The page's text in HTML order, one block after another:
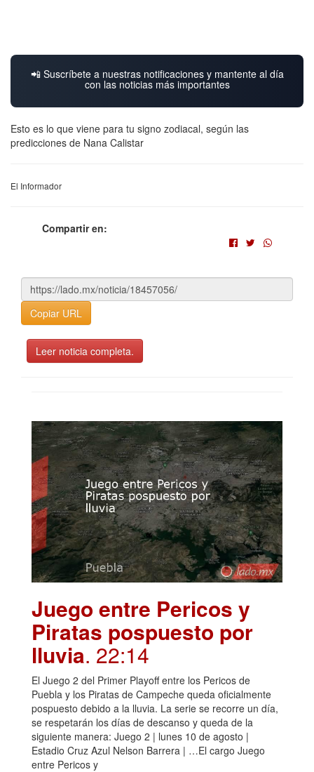
📲 Suscríbete a nuestras notificaciones y mantente al día
con las noticias más importantes
Esto es lo que viene para tu signo zodiacal, según las
predicciones de Nana Calistar
El Informador
Compartir en:
Copiar URL
Leer noticia completa.
Juego entre Pericos y
Piratas pospuesto por
lluvia. 22:14
El Juego 2 del Primer Playoff entre los Pericos de
Puebla y los Piratas de Campeche queda oficialmente
pospuesto debido a la lluvia. La serie se recorre un día,
se respetarán los días de descanso y queda de la
siguiente manera: Juego 2 | lunes 10 de agosto |
Estadio Cruz Azul Nelson Barrera | …El cargo Juego
entre Pericos y